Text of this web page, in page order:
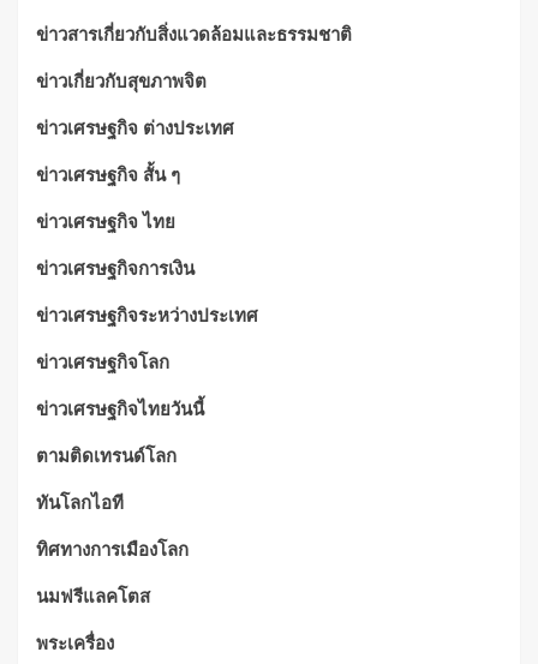
ข่าวสารเกี่ยวกับสิ่งแวดล้อมและธรรมชาติ
ข่าวเกี่ยวกับสุขภาพจิต
ข่าวเศรษฐกิจ ต่างประเทศ
ข่าวเศรษฐกิจ สั้น ๆ
ข่าวเศรษฐกิจ ไทย
ข่าวเศรษฐกิจการเงิน
ข่าวเศรษฐกิจระหว่างประเทศ
ข่าวเศรษฐกิจโลก
ข่าวเศรษฐกิจไทยวันนี้
ตามติดเทรนด์โลก
ทันโลกไอที
ทิศทางการเมืองโลก
นมฟรีแลคโตส
พระเครื่อง